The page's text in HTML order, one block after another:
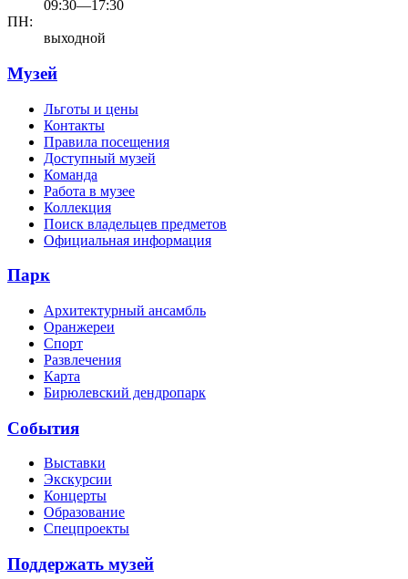
09:30—17:30
ПН:
выходной
Музей
Льготы и цены
Контакты
Правила посещения
Доступный музей
Команда
Работа в музее
Коллекция
Поиск владельцев предметов
Официальная информация
Парк
Архитектурный ансамбль
Оранжереи
Спорт
Развлечения
Карта
Бирюлевский дендропарк
События
Выставки
Экскурсии
Концерты
Образование
Спецпроекты
Поддержать музей